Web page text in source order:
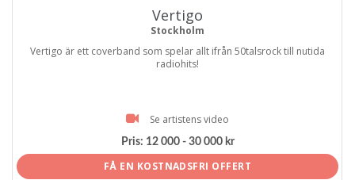
Vertigo
Stockholm
Vertigo är ett coverband som spelar allt ifrån 50talsrock till nutida
radiohits!
Se artistens video
Pris: 12 000 - 30 000 kr
FÅ EN KOSTNADSFRI OFFERT